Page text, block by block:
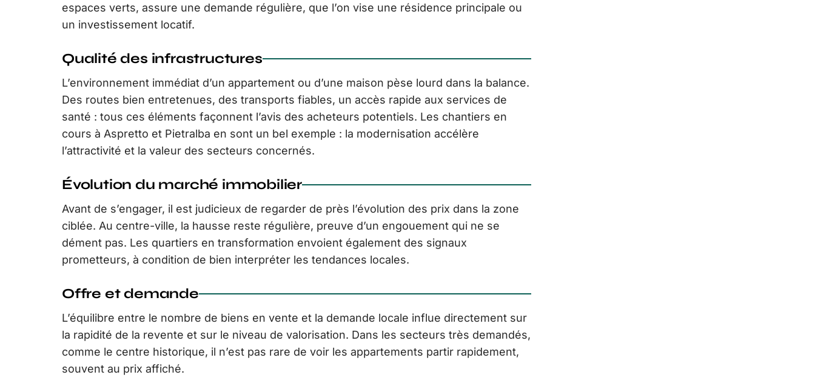
espaces verts, assure une demande régulière, que l’on vise une résidence principale ou
un investissement locatif.
Qualité des infrastructures
L’environnement immédiat d’un appartement ou d’une maison pèse lourd dans la balance.
Des routes bien entretenues, des transports fiables, un accès rapide aux services de
santé : tous ces éléments façonnent l’avis des acheteurs potentiels. Les chantiers en
cours à Aspretto et Pietralba en sont un bel exemple : la modernisation accélère
l’attractivité et la valeur des secteurs concernés.
Évolution du marché immobilier
Avant de s’engager, il est judicieux de regarder de près l’évolution des prix dans la zone
ciblée. Au centre-ville, la hausse reste régulière, preuve d’un engouement qui ne se
dément pas. Les quartiers en transformation envoient également des signaux
prometteurs, à condition de bien interpréter les tendances locales.
Offre et demande
L’équilibre entre le nombre de biens en vente et la demande locale influe directement sur
la rapidité de la revente et sur le niveau de valorisation. Dans les secteurs très demandés,
comme le centre historique, il n’est pas rare de voir les appartements partir rapidement,
souvent au prix affiché.